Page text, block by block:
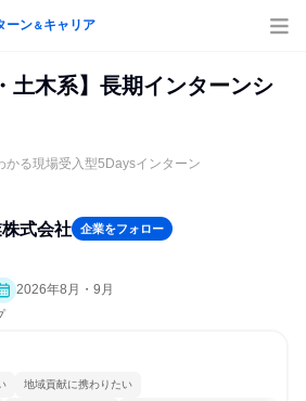
ーン＆キャリア
土木系】長期インターンシ
かる現場受入型5Daysインターン
式会社 企業をフォロー
2026年8月・9月
地域貢献に携わりたい